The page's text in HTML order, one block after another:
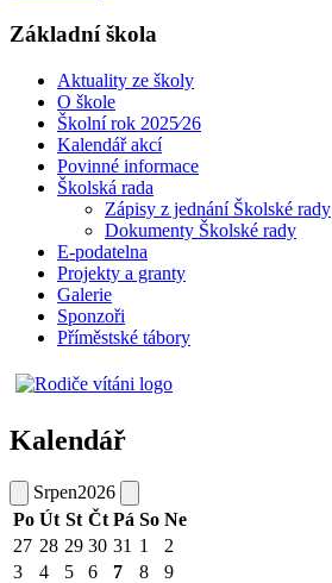
Základní škola
Aktuality ze školy
O škole
Školní rok 2025⁄26
Kalendář akcí
Povinné informace
Školská rada
Zápisy z jednání Školské rady
Dokumenty Školské rady
E-podatelna
Projekty a granty
Galerie
Sponzoři
Příměstské tábory
Kalendář
Srpen2026
Po Út St Čt Pá So Ne
27 28 29 30 31 1
2
3
4 5 6 7 8
9